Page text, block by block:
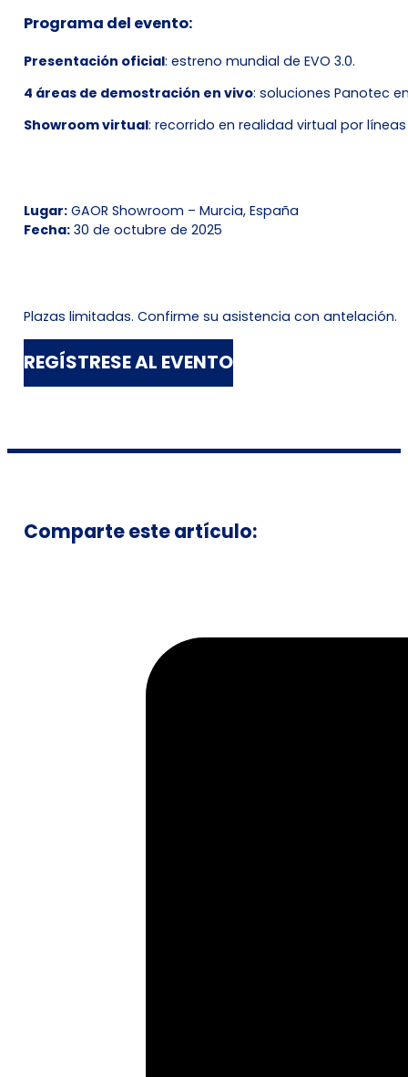
Programa del evento:
Presentación oficial: estreno mundial de EVO 3.0.
4 áreas de demostración en vivo: soluciones Panotec
Showroom virtual: recorrido en realidad virtual por
Lugar:GAOR Showroom – Murcia, España
Fecha:30 de octubre de 2025
Plazas limitadas. Confirme su asistencia con antelación.
REGÍSTRESE AL EVENTO
Comparte este artículo: